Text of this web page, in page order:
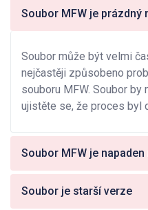
Soubor MFW je prázdný
Soubor může být velmi
nejčastěji způsobeno
souboru MFW. Soubor by
ujistěte se, že proces byl
Soubor MFW je
Soubor je starší verze